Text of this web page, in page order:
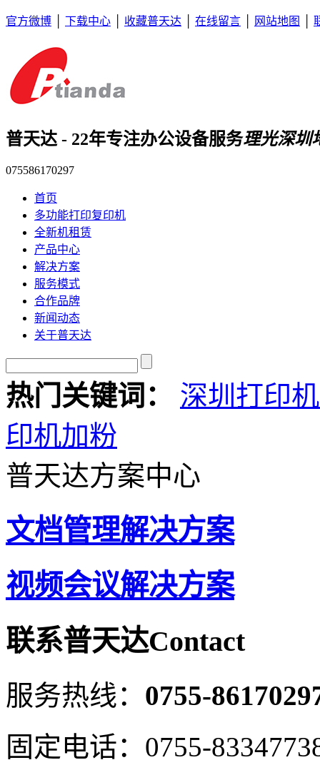
官方微博 下载中心 收藏普天达 在线留言 网站地图
普天达 - 22年专注办公设备服务理光深圳
075586170297
首页
多功能打印复印机
全新机租赁
产品中心
解决方案
服务模式
合作品牌
新闻动态
关于普天达
热门关键词：
深圳打印
印机加粉
普天达方案中心
文档管理解决方案
视频会议解决方案
联系普天达Contact
服务热线： 0755-
固定电话： 0755-